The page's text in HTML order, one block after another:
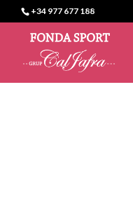
+34 977 677 188